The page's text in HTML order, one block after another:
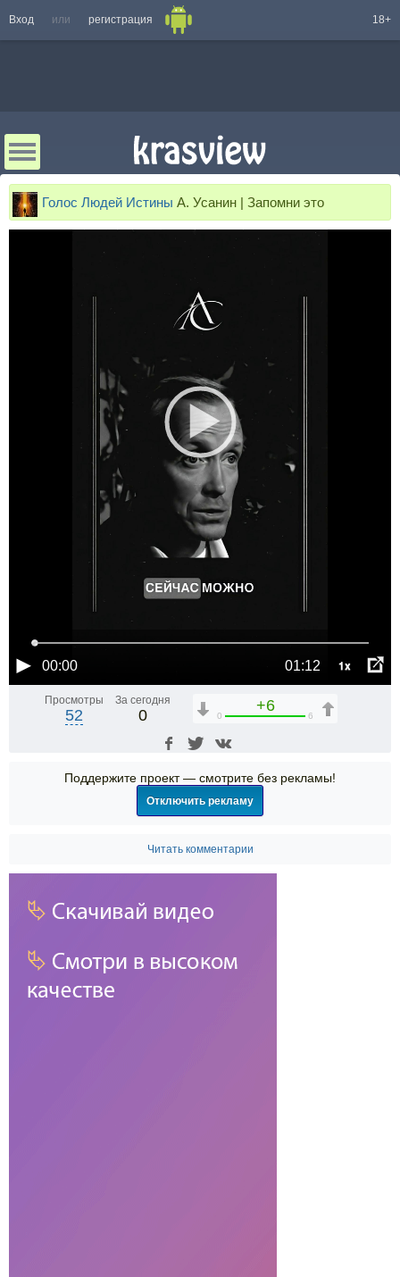
Вход или регистрация 18+
Голос Людей Истины А. Усанин | Запомни это
00:00 01:12 1x
Просмотры
52
За сегодня
0
+6
0 6
Поддержите проект — смотрите без рекламы!
Отключить рекламу
Читать комментарии